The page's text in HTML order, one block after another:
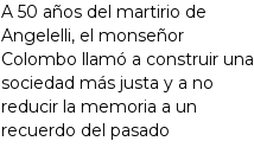
A 50 años del martirio de
Angelelli, el monseñor
Colombo llamó a construir una
sociedad más justa y a no
reducir la memoria a un
recuerdo del pasado